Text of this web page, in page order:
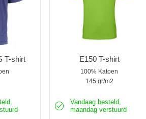
T-shirt E150 T-shirt
100% Katoen
145 gr/m2
Vandaag besteld,
maandag verstuurd